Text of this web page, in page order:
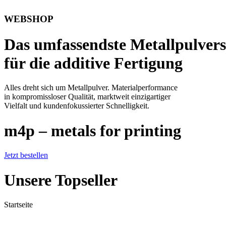
WEBSHOP
Das umfassendste
für die additive Fertigung
Alles dreht sich um Metallpulver. Materialperformance
in kompromissloser Qualität, marktweit einzigartiger
Vielfalt und kundenfokussierter Schnelligkeit.
m4p – metals for printing
Jetzt bestellen
Unsere Topseller
Startseite